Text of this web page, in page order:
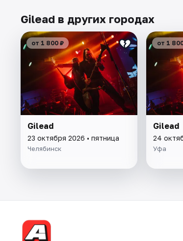
Gilead в других городах
от 1 800 ₽
Gilead
23 октября 2026 • пятница
Челябинск
от 1
Gilead
24
Уфа